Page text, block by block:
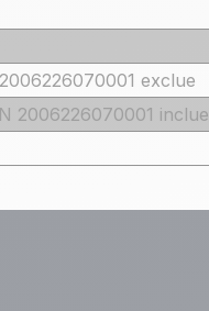
exclue
2006226070001 inclue